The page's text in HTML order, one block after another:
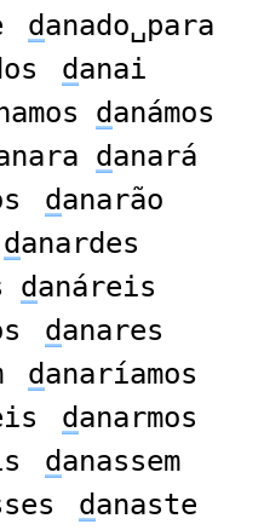
danado␣para
danai
danámos
danará
danarão
danardes
danáreis
danares
danaríamos
danarmos
danassem
danaste